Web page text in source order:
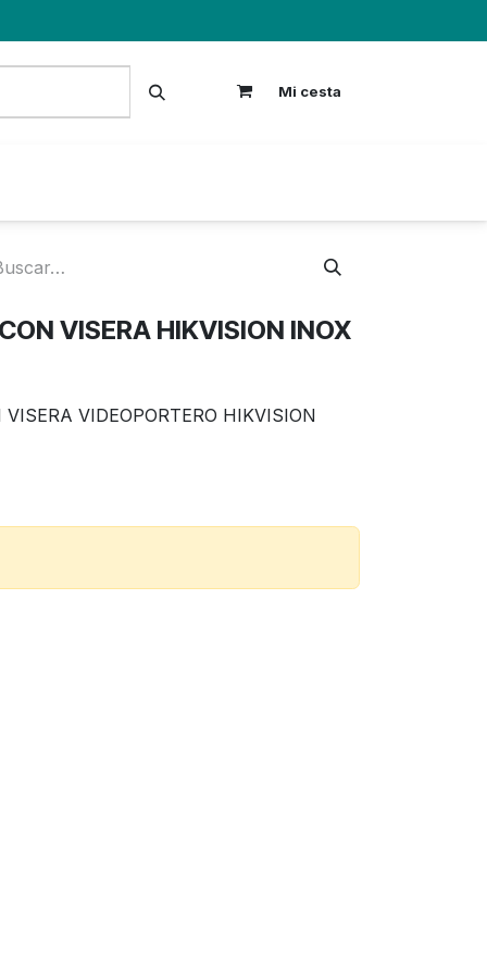
Mi cesta
VISERA HIKVISION INOX
VIDEOPORTERO HIKVISION